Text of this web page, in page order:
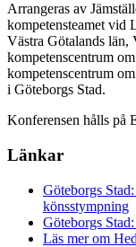
Arrangeras av
kompetensteamet vid
Västra Götalands län,
kompetenscentrum
kompetenscentrum
i Göteborgs Stad.
Konferensen hålls på
Länkar
Göteborgs
könsstympning
Göteborgs
Läs mer om